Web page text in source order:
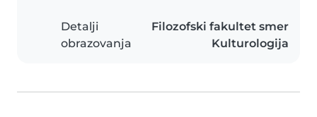
Detalji
obrazovanja
Filozofski fakultet smer
Kulturologija